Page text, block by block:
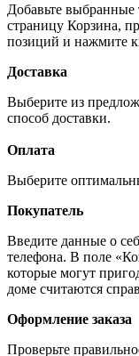
Добавьте выбранные
страницу Корзина,
позиций и нажмите
Доставка
Выберите из
способ доставки.
Оплата
Выберите
Покупатель
Введите данные о
телефона. В поле
которые могут
доме считаются
Оформление заказа
Проверьте